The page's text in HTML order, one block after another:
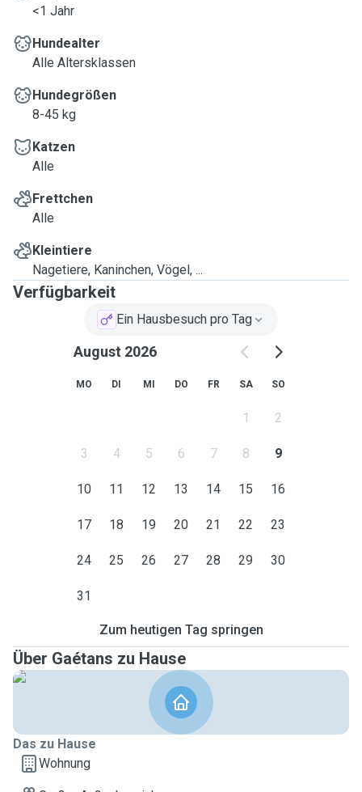
<1 Jahr
Hundealter
Alle Altersklassen
Hundegrößen
8-45 kg
Katzen
Alle
Frettchen
Alle
Kleintiere
Nagetiere, Kaninchen, Vögel, ...
Verfügbarkeit
Ein Hausbesuch pro Tag
August 2026
MO DI MI DO FR SA SO
1 2
3 4 5 6 7 8 9
10 11 12 13 14 15 16
17 18 19 20 21 22 23
24 25 26 27 28 29 30
31
Zum heutigen Tag springen
Über Gaétans zu Hause
Das zu Hause
Wohnung